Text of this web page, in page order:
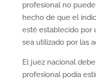
profesional no
hecho de que el
esté establecido por
sea utilizado por las
El juez nacional
profesional podía